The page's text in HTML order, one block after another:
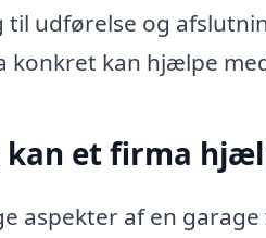
udførelse og
konkret kan hjælpe
kan et firma
aspekter af en